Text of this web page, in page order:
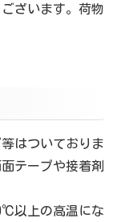
ざいます。荷物
はついておりま
テープや接着剤
以上の高温にな